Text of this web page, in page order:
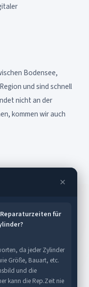
Bodensee,
und sind schnell
nicht an der
kommen wir auch
KENNEN
an
Einsatz – wir freuen
×
für
da jeder Zylinder
Größe, Bauart, etc.
und die
kann die Rep.Zeit nie